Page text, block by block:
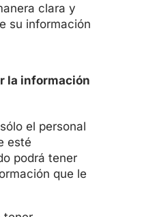
clara y
su información
la información
el personal
esté
podrá tener
que le